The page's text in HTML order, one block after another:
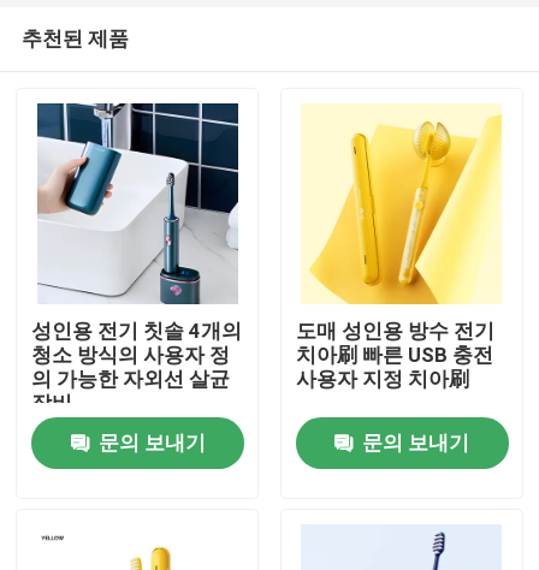
추천된 제품
성인용 전기 칫솔 4개의
청소 방식의 사용자 정
의 가능한 자외선 살균
장비
문의 보내기
도매 성인용 방수 전기
치아刷 빠른 USB 충전
사용자 지정 치아刷
문의 보내기